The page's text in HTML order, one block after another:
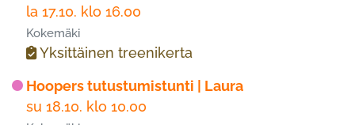
la 17.10. klo 16.00
Kokemäki
Yksittäinen treenikerta
Hoopers tutustumistunti | Laura
su 18.10. klo 10.00